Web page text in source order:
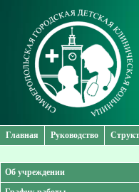
Главная Руководство
Об учреждении